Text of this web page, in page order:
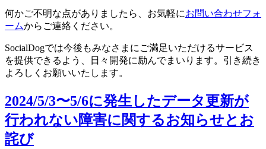
何かご不明な点がありましたら、お気軽にお問い合わせフォ
ームからご連絡ください。
SocialDogでは今後もみなさまにご満足いただけるサービス
を提供できるよう、日々開発に励んでまいります。引き続き
よろしくお願いいたします。
2024/5/3〜5/6に発生したデータ更新が
行われない障害に関するお知らせとお
詫び